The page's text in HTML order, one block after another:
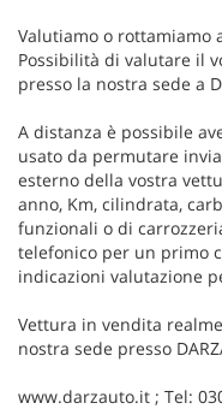
Valutiamo o rottamiamo
Possibilità di valutare il
presso la nostra sede a
A distanza è possibile
usato da permutare
esterno della vostra
anno, Km, cilindrata,
funzionali o di
telefonico per un primo
indicazioni valutazione
Vettura in vendita
nostra sede presso
www.darzauto.it ; Tel: